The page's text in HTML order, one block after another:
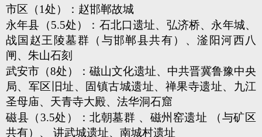
市区（1处）：赵邯郸故城
永年县（5.5处）：石北口遗址、弘济桥、永年城、
战国赵王陵墓群（与邯郸县共有）、滏阳河西八
闸、朱山石刻
武安市（8处）：磁山文化遗址、中共晋冀鲁豫中央
局、军区旧址、固镇古城遗址、禅果寺遗址、九江
圣母庙、天青寺大殿、法华洞石窟
磁县（3.5处）：北朝墓群 、磁州窑遗址 （与矿区
共有）、 讲武城遗址、南城村遗址